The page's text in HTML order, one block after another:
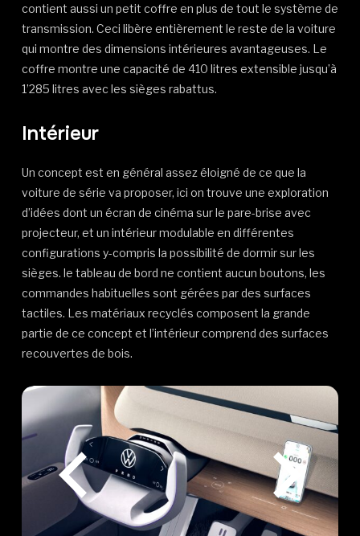
contient aussi un petit coffre en plus de tout le système de
transmission. Ceci libère entièrement le reste de la voiture
qui montre des dimensions intérieures avantageuses. Le
coffre montre une capacité de 410 litres extensible jusqu’à
1’285 litres avec les sièges rabattus.
Intérieur
Un concept est en général assez éloigné de ce que la
voiture de série va proposer, ici on trouve une exploration
d’idées dont un écran de cinéma sur le pare-brise avec
projecteur, et un intérieur modulable en différentes
configurations y-compris la possibilité de dormir sur les
sièges. le tableau de bord ne contient aucun boutons, les
commandes habituelles sont gérées par des surfaces
tactiles. Les matériaux recyclés composent la grande
partie de ce concept et l’intérieur comprend des surfaces
recouvertes de bois.